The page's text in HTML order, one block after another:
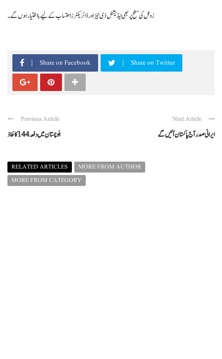
زونل کی سطح پر بھی ایڈیشنل ڈی جیز اور ڈائریکٹرز احتساب کے لیے بااختیار ہوں گے۔
Share on Facebook Share on Twitter
Previous Article
بلوچستان میں دفعہ 144 کا نفاذ
Next Article
ایرانی صدر آج پاکستان آئیں گے
RELATED ARTICLES
MORE FROM AUTHOR
MORE FROM CATEGORY